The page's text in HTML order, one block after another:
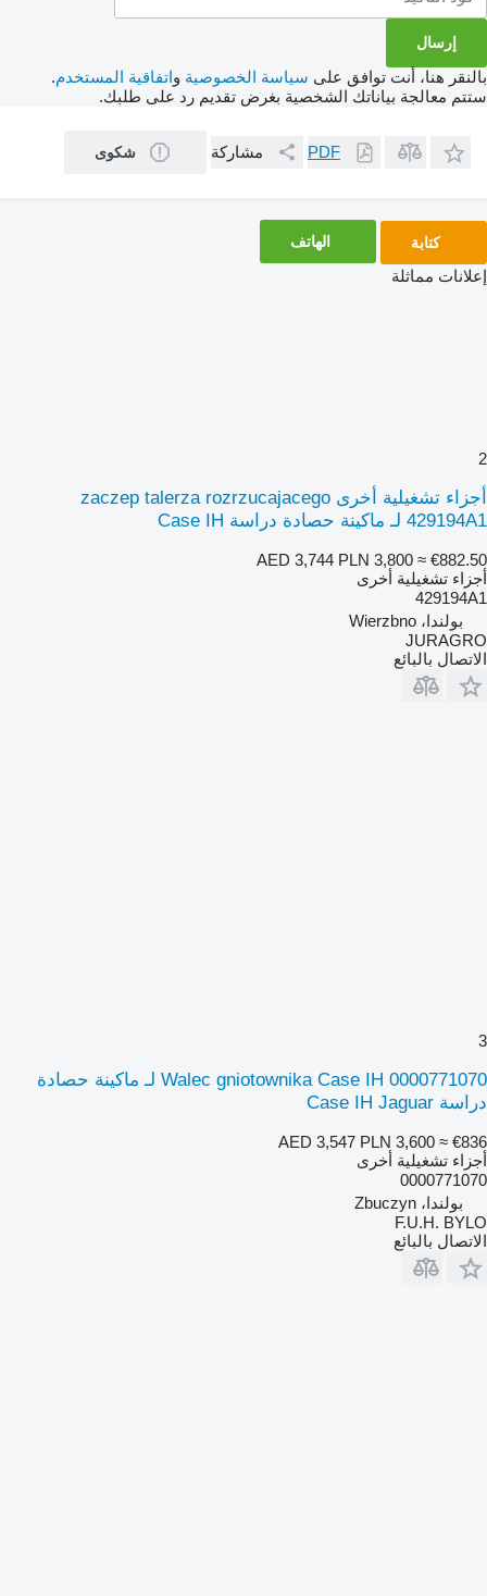
بالنقر هنا، أنت توافق على سياسة الخصوصية واتفاقية المستخدم.
ستتم معالجة بياناتك الشخصية بغرض تقديم رد على طلبك.
PDF مشاركة شكوى
كتابة الهاتف
إعلانات مماثلة
2
أجزاء تشغيلية أخرى zaczep talerza rozrzucajacego
429194A1 لـ ماكينة حصادة دراسة Case IH
AED 3,744 PLN 3,800 ≈ €882.50
أجزاء تشغيلية أخرى
429194A1
بولندا، Wierzbno
JURAGRO
الاتصال بالبائع
3
Walec gniotownika Case IH 0000771070 لـ ماكينة حصادة
دراسة Case IH Jaguar
AED 3,547 PLN 3,600 ≈ €836
أجزاء تشغيلية أخرى
0000771070
بولندا، Zbuczyn
F.U.H. BYLO
الاتصال بالبائع